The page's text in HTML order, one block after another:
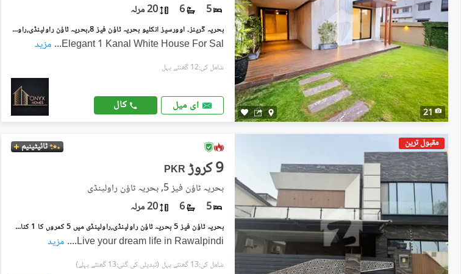
21
5
6 20 مرلہ
بحریہ گرینز۔ اوورسیز انکلیو بحریہ ٹاؤن فیز 8,بحریہ ٹاؤن راولپنڈی,راولپنڈی میں 5 کمروں کا 1 کنال مکان 9.35 کروڑ میں برائے فروخت۔
Elegant 1 Kanal White House For Sal
... مزید
شامل کی:12 گھنٹے پہل
ای میل کال
مقبول ترین ٹائیٹینیم
PKR 9 کروڑ
بحریہ ٹاؤن فیز 5, بحریہ ٹاؤن راولپنڈی
5
6 20 مرلہ
بحریہ ٹاؤن فیز 5 بحریہ ٹاؤن راولپنڈی,راولپنڈی میں 5 کمروں کا 1 کنال مکان 9.0 کروڑ میں برائے فروخت۔
Live your dream life in Rawalpindi.
... مزید
شامل کی:13 گھنٹے پہل (تبدیلی کی گئی:13 گھنٹے پہلے)